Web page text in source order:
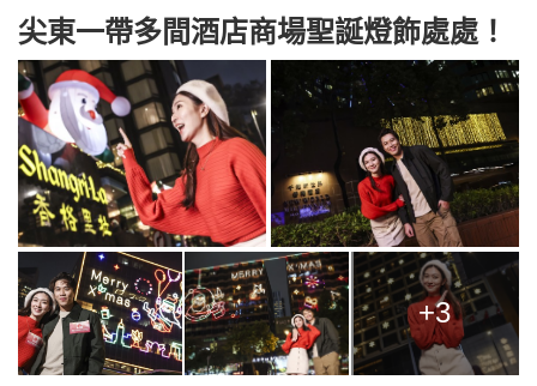
尖東一帶多間酒店商場聖誕燈飾處處！
+3